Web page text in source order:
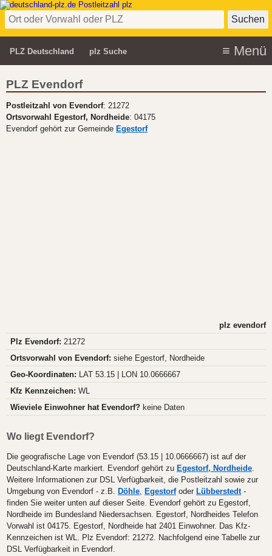
PLZ Deutschland plz Suche
PLZ Evendorf
Postleitzahl von Evendorf: 21272
Ortsvorwahl Egestorf, Nordheide: 04175
Evendorf gehört zur Gemeinde Egestorf
plz evendorf
Plz Evendorf: 21272
Ortsvorwahl von Evendorf: siehe Egestorf, Nordheide
Geo-Koordinaten: LAT 53.15 | LON 10.0666667
Kfz Kennzeichen: WL
Wieviele Einwohner hat Evendorf? keine Daten
Wo liegt Evendorf?
Die geografische Lage von Evendorf (53.15 | 10.0666667) ist auf der
Deutschland-Karte markiert. Evendorf gehört zu Egestorf, Nordheide.
Weitere Informationen zur DSL Verfügbarkeit, die Postleitzahl sowie zur
Umgebung von Evendorf - z.B. Döhle, Egestorfoder Lübberstedt-
finden Sie weiter unten auf dieser Seite. Evendorf gehört zu Egestorf,
Nordheide im Bundesland Niedersachsen. Egestorf, Nordheides Telefon
Vorwahl ist 04175. Egestorf, Nordheide hat 2401 Einwohner. Das Kfz-
Kennzeichen ist WL. Plz Evendorf: 21272. Nachfolgend eine Tabelle zur
DSL Verfügbarkeit in Evendorf.